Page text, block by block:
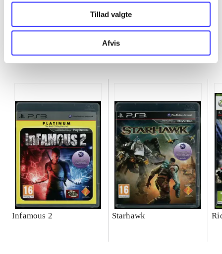
Tillad valgte
Afvis
Minder om
Infamous 2 Starhawk